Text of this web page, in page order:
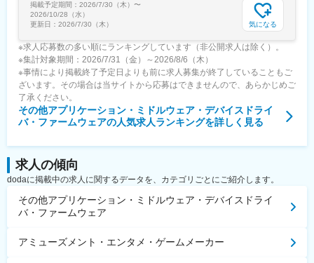
掲載予定期間： 2026/7/30（木） 〜
2026/10/28（水）
更新日： 2026/7/30（木） 気になる
※求人応募数の多い順にランキングしています（非公開求人は除く）。
※集計対象期間：2026/7/31（金）～2026/8/6（木）
※事情により掲載終了予定日よりも前に求人募集が終了していることもご
ざいます。その場合は当サイトから応募はできませんので、あらかじめご
了承ください。
その他アプリケーション・ミドルウェア・デバイスドライ
バ・ファームウェアの人気求人ランキングを詳しく見る
求人の傾向
dodaに掲載中の求人に関するデータを、カテゴリごとにご紹介します。
その他アプリケーション・ミドルウェア・デバイスドライ
バ・ファームウェア
アミューズメント・エンタメ・ゲームメーカー